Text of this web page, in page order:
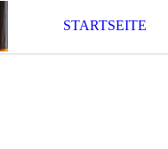
STARTSEITE